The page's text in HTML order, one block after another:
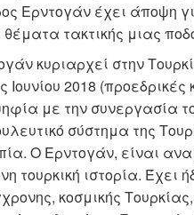
Ερντογάν έχει άποψη
θέματα τακτικής μιας
κυριαρχεί στην
Ιουνίου 2018
με την συνεργασία
σύστημα της
Ο Ερντογάν, είναι
τουρκική ιστορία.
κοσμικής